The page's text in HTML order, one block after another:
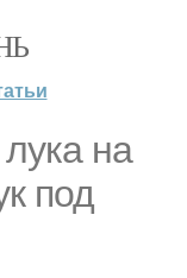
на
под